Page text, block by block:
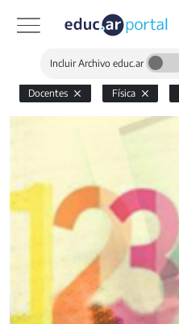
Incluir Archivo educ.ar
Docentes Física